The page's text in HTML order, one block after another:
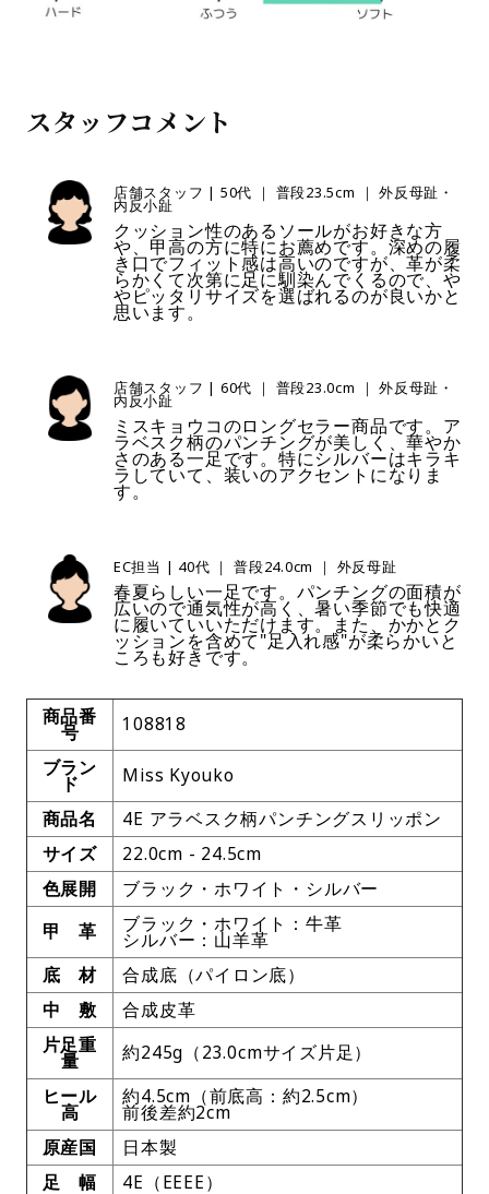
スタッフコメント
店舗スタッフ | 50代 ｜ 普段23.5cm ｜ 外反母趾・
内反小趾
クッション性のあるソールがお好きな方
や、甲高の方に特にお薦めです。深めの履
き口でフィット感は高いのですが、革が柔
らかくて次第に足に馴染んでくるので、や
やピッタリサイズを選ばれるのが良いかと
思います。
店舗スタッフ | 60代 ｜ 普段23.0cm ｜ 外反母趾・
内反小趾
ミスキョウコのロングセラー商品です。ア
ラベスク柄のパンチングが美しく、華やか
さのある一足です。特にシルバーはキラキ
ラしていて、装いのアクセントになりま
す。
EC担当 | 40代 ｜ 普段24.0cm ｜ 外反母趾
春夏らしい一足です。パンチングの面積が
広いので通気性が高く、暑い季節でも快適
に履いていいただけます。また、かかとク
ッションを含めて"足入れ感"が柔らかいと
ころも好きです。
商品番
号
108818
ブラン
ド
Miss Kyouko
商品名
4E アラベスク柄パンチングスリッポン
サイズ
22.0cm - 24.5cm
色展開
ブラック・ホワイト・シルバー
甲 革
ブラック・ホワイト：牛革
シルバー：山羊革
底 材
合成底（パイロン底）
中 敷
合成皮革
片足重
量
約245g（23.0cmサイズ片足）
ヒール
高
約4.5cm（前底高：約2.5cm）
前後差約2cm
原産国
日本製
足 幅
4E（EEEE）